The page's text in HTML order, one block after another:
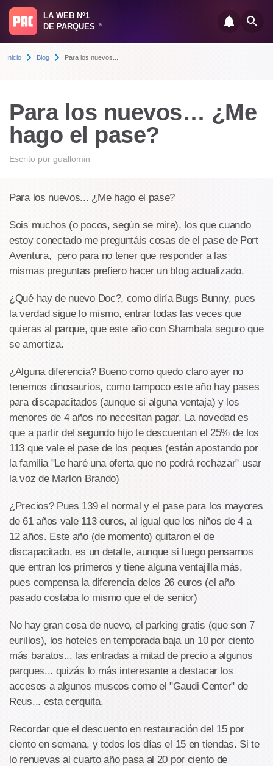
LA WEB Nº1
DE PARQUES
®
Inicio Blog Para los nuevos...
Para los nuevos… ¿Me
hago el pase?
Escrito por guallomin
Para los nuevos... ¿Me hago el pase?
Sois muchos (o pocos, según se mire), los que cuando
estoy conectado me preguntáis cosas de el pase de Port
Aventura, pero para no tener que responder a las
mismas preguntas prefiero hacer un blog actualizado.
¿Qué hay de nuevo Doc?, como diría Bugs Bunny, pues
la verdad sigue lo mismo, entrar todas las veces que
quieras al parque, que este año con Shambala seguro que
se amortiza.
¿Alguna diferencia? Bueno como quedo claro ayer no
tenemos dinosaurios, como tampoco este año hay pases
para discapacitados (aunque si alguna ventaja) y los
menores de 4 años no necesitan pagar. La novedad es
que a partir del segundo hijo te descuentan el 25% de los
113 que vale el pase de los peques (están apostando por
la familia "Le haré una oferta que no podrá rechazar" usar
la voz de Marlon Brando)
¿Precios? Pues 139 el normal y el pase para los mayores
de 61 años vale 113 euros, al igual que los niños de 4 a
12 años. Este año (de momento) quitaron el de
discapacitado, es un detalle, aunque si luego pensamos
que entran los primeros y tiene alguna ventajilla más,
pues compensa la diferencia delos 26 euros (el año
pasado costaba lo mismo que el de senior)
No hay gran cosa de nuevo, el parking gratis (que son 7
eurillos), los hoteles en temporada baja un 10 por ciento
más baratos... las entradas a mitad de precio a algunos
parques... quizás lo más interesante a destacar los
accesos a algunos museos como el "Gaudi Center" de
Reus... esta cerquita.
Recordar que el descuento en restauración del 15 por
ciento en semana, y todos los días el 15 en tiendas. Si te
lo renuevas al cuarto año pasa al 20 por ciento de